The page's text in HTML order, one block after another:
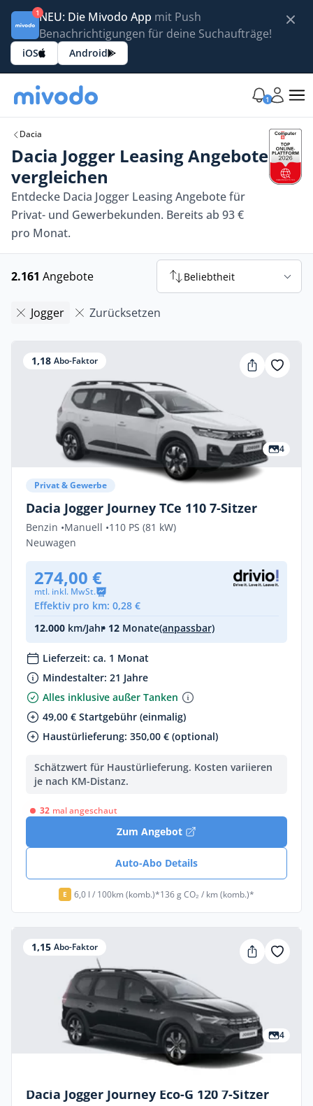
1NEU: Die Mivodo App mit Push
Benachrichtigungen für deine Suchaufträge!
iOS Android
1
Dacia
Dacia Jogger Leasing Angebote
vergleichen
Entdecke Dacia Jogger Leasing Angebote für
Privat- und Gewerbekunden. Bereits ab 93 €
pro Monat.
2.161 Angebote Beliebtheit
Jogger Zurücksetzen
1,18 Abo-Faktor
4
Privat & Gewerbe
Dacia Jogger Journey TCe 110 7-Sitzer
Benzin •Manuell •110 PS (81 kW)
Neuwagen
274,00 €
mtl. inkl. MwSt.
Effektiv pro km: 0,28 €
12.000 km/Jahr• 12 Monate(anpassbar)
Lieferzeit: ca. 1 Monat
Mindestalter: 21 Jahre
Alles inklusive außer Tanken
49,00 € Startgebühr (einmalig)
Haustürlieferung: 350,00 € (optional)
Schätzwert für Haustürlieferung. Kosten variieren
je nach KM-Distanz.
32 mal angeschaut
Zum Angebot
Auto-Abo Details
E 6,0 l / 100km (komb.)*136 g CO₂ / km (komb.)*
1,15 Abo-Faktor
4
Dacia Jogger Journey Eco-G 120 7-Sitzer